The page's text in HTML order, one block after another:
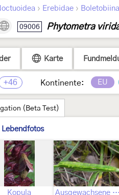
› Erebidae ›
09006 Phytometra
Karte
+46 Kontinente: EU
(Beta Test)
Lebendfotos
Kopula Ausgewachsene